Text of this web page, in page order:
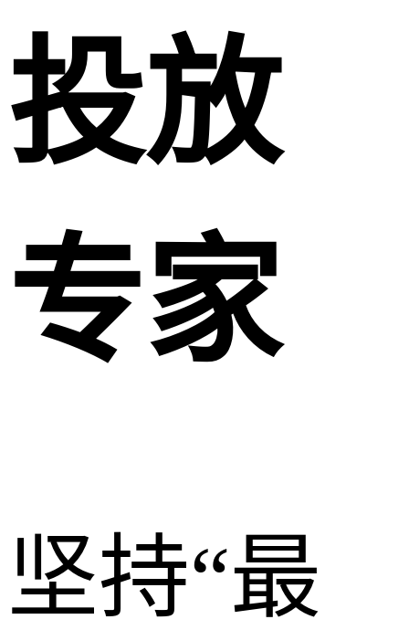
投放
专家
坚持“最